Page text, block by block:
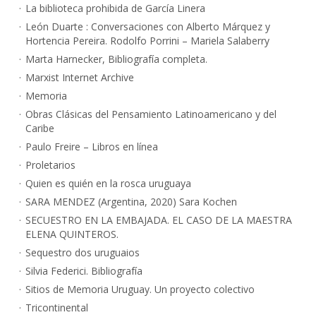
La biblioteca prohibida de García Linera
León Duarte : Conversaciones con Alberto Márquez y
Hortencia Pereira. Rodolfo Porrini – Mariela Salaberry
Marta Harnecker, Bibliografía completa.
Marxist Internet Archive
Memoria
Obras Clásicas del Pensamiento Latinoamericano y del
Caribe
Paulo Freire – Libros en línea
Proletarios
Quien es quién en la rosca uruguaya
SARA MENDEZ (Argentina, 2020) Sara Kochen
SECUESTRO EN LA EMBAJADA. EL CASO DE LA MAESTRA
ELENA QUINTEROS.
Sequestro dos uruguaios
Silvia Federici. Bibliografía
Sitios de Memoria Uruguay. Un proyecto colectivo
Tricontinental